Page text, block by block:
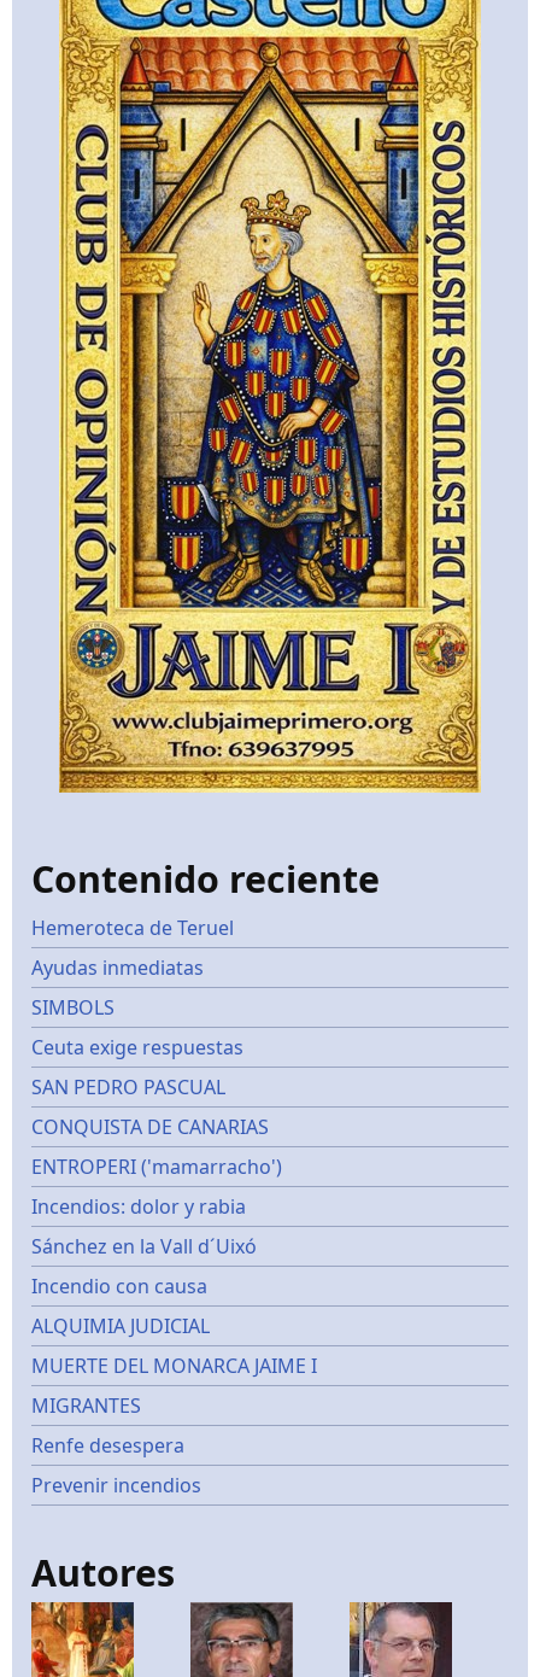
Contenido reciente
Hemeroteca de Teruel
Ayudas inmediatas
SIMBOLS
Ceuta exige respuestas
SAN PEDRO PASCUAL
CONQUISTA DE CANARIAS
ENTROPERI ('mamarracho')
Incendios: dolor y rabia
Sánchez en la Vall d´Uixó
Incendio con causa
ALQUIMIA JUDICIAL
MUERTE DEL MONARCA JAIME I
MIGRANTES
Renfe desespera
Prevenir incendios
Autores